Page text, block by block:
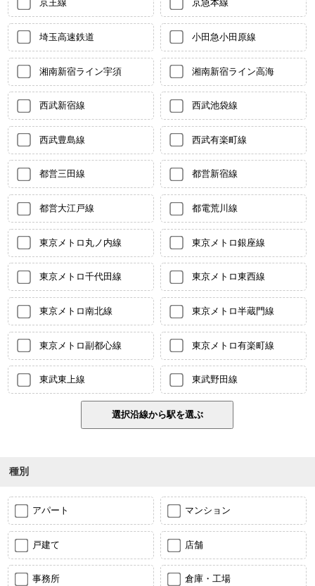
京王線 京急本線
埼玉高速鉄道 小田急小田原線
湘南新宿ライン宇須 湘南新宿ライン高海
西武新宿線 西武池袋線
西武豊島線 西武有楽町線
都営三田線 都営新宿線
都営大江戸線 都電荒川線
東京メトロ丸ノ内線 東京メトロ銀座線
東京メトロ千代田線 東京メトロ東西線
東京メトロ南北線 東京メトロ半蔵門線
東京メトロ副都心線 東京メトロ有楽町線
東武東上線 東武野田線
種別
アパート マンション
戸建て 店舗
事務所 倉庫・工場